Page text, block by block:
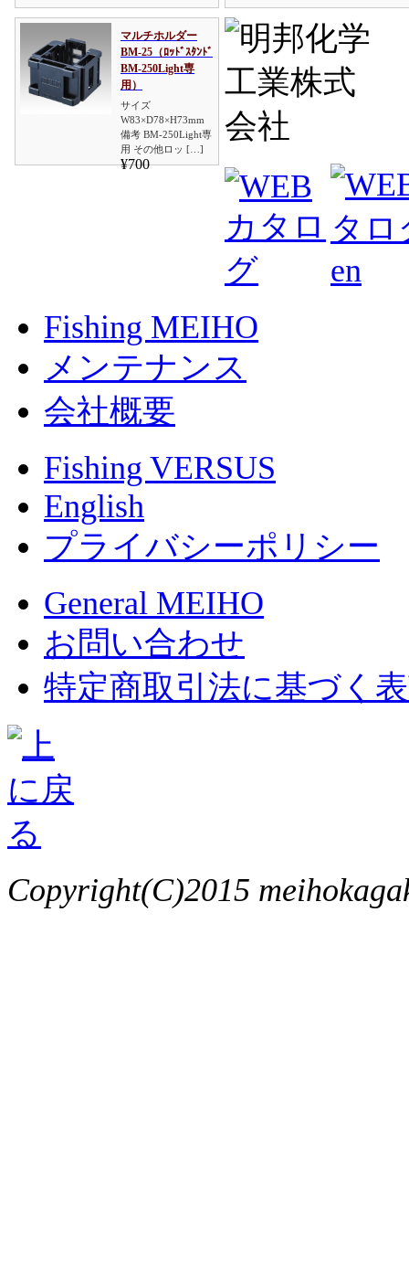
マルチホルダー
BM-25（ﾛｯﾄﾞｽﾀﾝﾄﾞ
BM-250Light専
用）
サイズ
W83×D78×H73mm
備考 BM-250Light専
用 その他ロッ […]
¥700
Fishing MEIHO
メンテナンス
会社概要
Fishing VERSUS
English
プライバシーポリシー
General MEIHO
お問い合わせ
特定商取引法に基づく
Copyright(C)2015